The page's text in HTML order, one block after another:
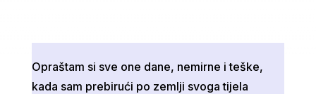
Opraštam si sve one dane, nemirne i teške,
kada sam prebirući po zemlji svoga tijela